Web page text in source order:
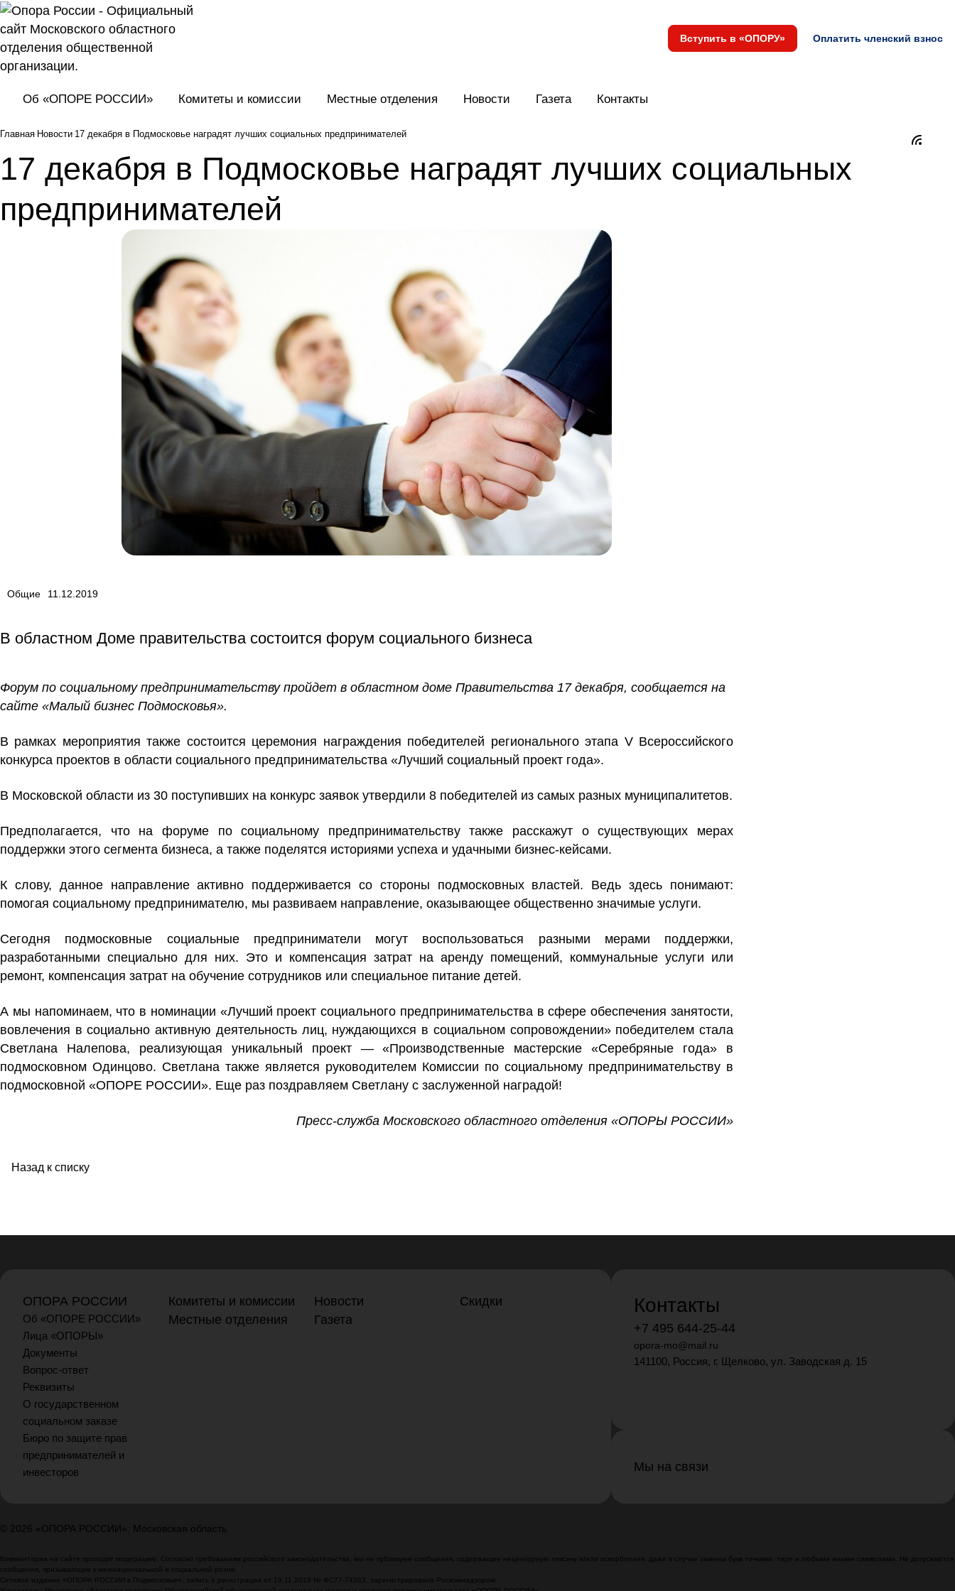
Вступить в «ОПОРУ» Оплатить членский взнос
Об «ОПОРЕ РОССИИ» Комитеты и комиссии Местные отделения Новости Газета Контакты
Главная Новости 17 декабря в Подмосковье наградят лучших социальных предпринимателей
17 декабря в Подмосковье наградят лучших социальных
предпринимателей
Общие 11.12.2019
В областном Доме правительства состоится форум социального бизнеса
Форум по социальному предпринимательству пройдет в областном доме Правительства 17 декабря, сообщается на
сайте «Малый бизнес Подмосковья».
В рамках мероприятия также состоится церемония награждения победителей регионального этапа V Всероссийского
конкурса проектов в области социального предпринимательства «Лучший социальный проект года».
В Московской области из 30 поступивших на конкурс заявок утвердили 8 победителей из самых разных муниципалитетов.
Предполагается, что на форуме по социальному предпринимательству также расскажут о существующих мерах
поддержки этого сегмента бизнеса, а также поделятся историями успеха и удачными бизнес-кейсами.
К слову, данное направление активно поддерживается со стороны подмосковных властей. Ведь здесь понимают:
помогая социальному предпринимателю, мы развиваем направление, оказывающее общественно значимые услуги.
Сегодня подмосковные социальные предприниматели могут воспользоваться разными мерами поддержки,
разработанными специально для них. Это и компенсация затрат на аренду помещений, коммунальные услуги или
ремонт, компенсация затрат на обучение сотрудников или специальное питание детей.
А мы напоминаем, что в номинации «Лучший проект социального предпринимательства в сфере обеспечения занятости,
вовлечения в социально активную деятельность лиц, нуждающихся в социальном сопровождении» победителем стала
Светлана Налепова, реализующая уникальный проект — «Производственные мастерские «Серебряные года» в
подмосковном Одинцово. Светлана также является руководителем Комиссии по социальному предпринимательству в
подмосковной «ОПОРЕ РОССИИ». Еще раз поздравляем Светлану с заслуженной наградой!
Пресс-служба Московского областного отделения «ОПОРЫ РОССИИ»
Назад к списку
ОПОРА РОССИИ
Об «ОПОРЕ РОССИИ»
Лица «ОПОРЫ»
Документы
Вопрос-ответ
Реквизиты
О государственном
социальном заказе
Бюро по защите прав
предпринимателей и
инвесторов
Комитеты и комиссии
Местные отделения
Новости
Газета
Скидки Контакты
+7 495 644-25-44
opora-mo@mail.ru
141100, Россия, г. Щелково, ул. Заводская д. 15
Мы на связи
© 2026 «ОПОРА РОССИИ»: Московская область
Комментарии на сайте проходят модерацию. Согласно требованиям российского законодательства, мы не публикуем сообщения, содержащие нецензурную лексику и/или оскорбления, даже в случае замены букв точками, тире и любыми иными символами. Не допускаются
сообщения, призывающие к межнациональной и социальной розни.
Сетевое издание «ОПОРА РОССИИ в Подмосковье», запись о регистрации от 19.11.2018 № ФС77-74363, зарегистрировано Роскомнадзором.